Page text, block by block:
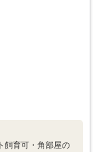
飼育可・角部屋の